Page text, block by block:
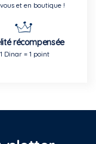
et en boutique !
récompensée
1 Dinar = 1 point